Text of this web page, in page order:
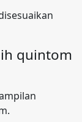
quintom